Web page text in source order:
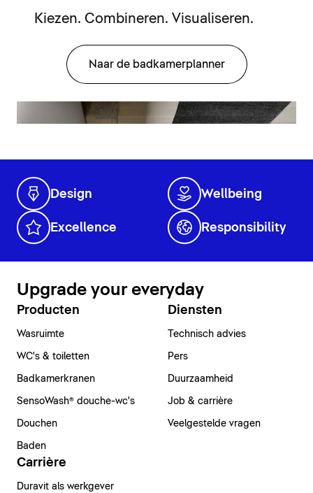
Kiezen. Combineren. Visualiseren.
Naar de badkamerplanner
Design Wellbeing
Excellence Responsibility
Upgrade your everyday
Producten
Wasruimte
WC's & toiletten
Badkamerkranen
SensoWash® douche-wc's
Douchen
Baden
Diensten
Technisch advies
Pers
Duurzaamheid
Job & carrière
Veelgestelde vragen
Carrière
Duravit als werkgever